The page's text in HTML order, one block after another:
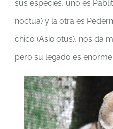
sus especies, uno es
noctua) y la otra es
chico (Asio otus), nos da
pero su legado es enorme.